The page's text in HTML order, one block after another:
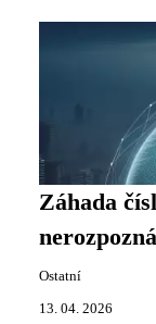
Záhada
Ostatní
13. 04. 2026